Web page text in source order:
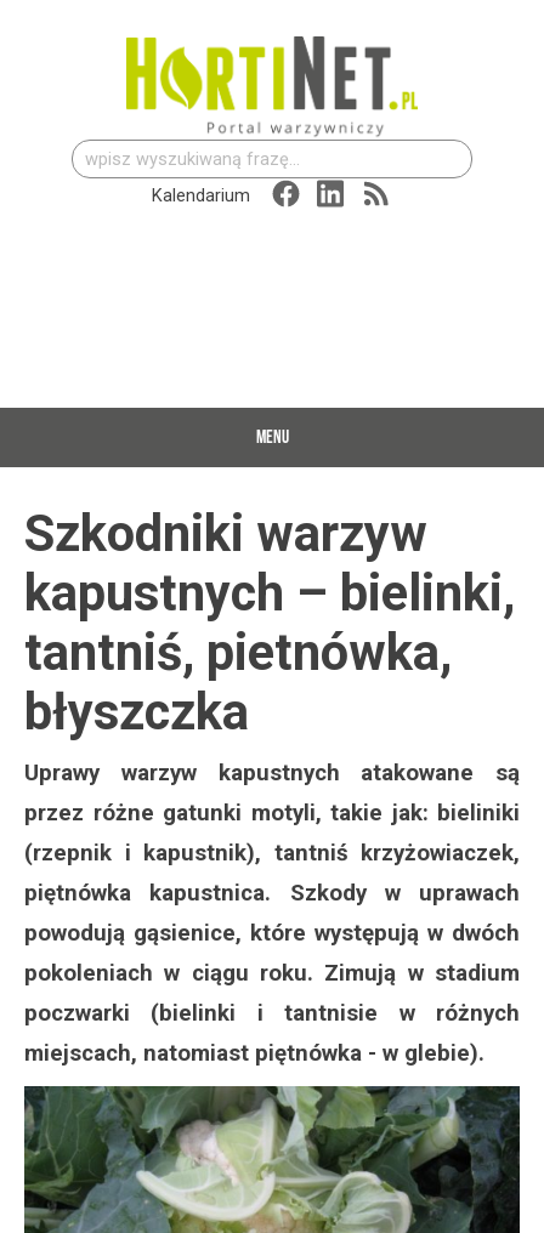
Szukaj:
Kalendarium
MENU
Szkodniki warzyw
kapustnych – bielinki,
tantniś, pietnówka,
błyszczka
Uprawy warzyw kapustnych atakowane są
przez różne gatunki motyli, takie jak: bieliniki
(rzepnik i kapustnik), tantniś krzyżowiaczek,
piętnówka kapustnica. Szkody w uprawach
powodują gąsienice, które występują w dwóch
pokoleniach w ciągu roku. Zimują w stadium
poczwarki (bielinki i tantnisie w różnych
miejscach, natomiast piętnówka - w glebie).